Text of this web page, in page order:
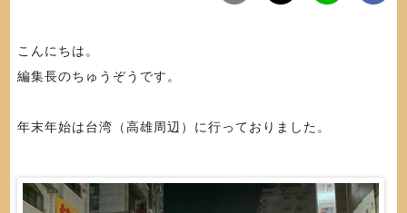
こんにちは。
編集長のちゅうぞうです。
年末年始は台湾（高雄周辺）に行っておりました。